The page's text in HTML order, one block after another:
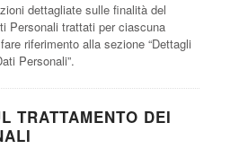
dettagliate sulle finalità del
Personali trattati per ciascuna
riferimento alla sezione “Dettagli
Personali”.
TRATTAMENTO DEI